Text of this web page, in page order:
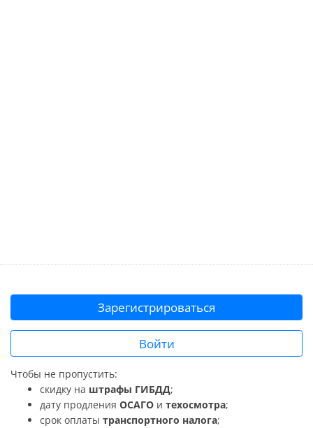
Зарегистрироваться
Войти
Чтобы не пропустить:
скидку на штрафы ГИБДД;
дату продления ОСАГО и техосмотра;
срок оплаты транспортного налога;